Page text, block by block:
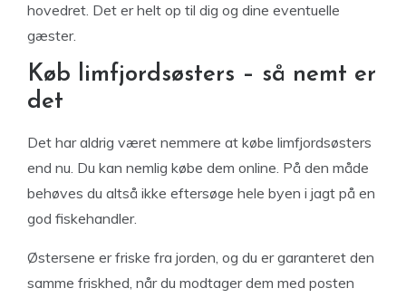
hovedret. Det er helt op til dig og dine eventuelle
gæster.
Køb limfjordsøsters – så nemt er
det
Det har aldrig været nemmere at købe limfjordsøsters
end nu. Du kan nemlig købe dem online. På den måde
behøves du altså ikke eftersøge hele byen i jagt på en
god fiskehandler.
Østersene er friske fra jorden, og du er garanteret den
samme friskhed, når du modtager dem med posten